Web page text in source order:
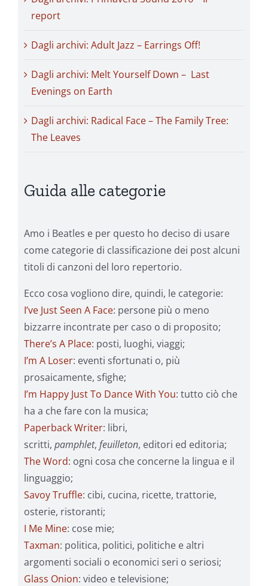
report
Dagli archivi: Adult Jazz – Earrings Off!
Dagli archivi: Melt Yourself Down – Last
Evenings on Earth
Dagli archivi: Radical Face – The Family Tree:
The Leaves
Guida alle categorie
Amo i Beatles e per questo ho deciso di usare
come categorie di classificazione dei post alcuni
titoli di canzoni del loro repertorio.
Ecco cosa vogliono dire, quindi, le categorie:
I’ve Just Seen A Face: persone più o meno
bizzarre incontrate per caso o di proposito;
There’s A Place: posti, luoghi, viaggi;
I’m A Loser: eventi sfortunati o, più
prosaicamente, sfighe;
I’m Happy Just To Dance With You: tutto ciò che
ha a che fare con la musica;
Paperback Writer: libri,
scritti, pamphlet, feuilleton, editori ed editoria;
The Word: ogni cosa che concerne la lingua e il
linguaggio;
Savoy Truffle: cibi, cucina, ricette, trattorie,
osterie, ristoranti;
I Me Mine: cose mie;
Taxman: politica, politici, politiche e altri
argomenti sociali o economici seri o seriosi;
Glass Onion: video e televisione;